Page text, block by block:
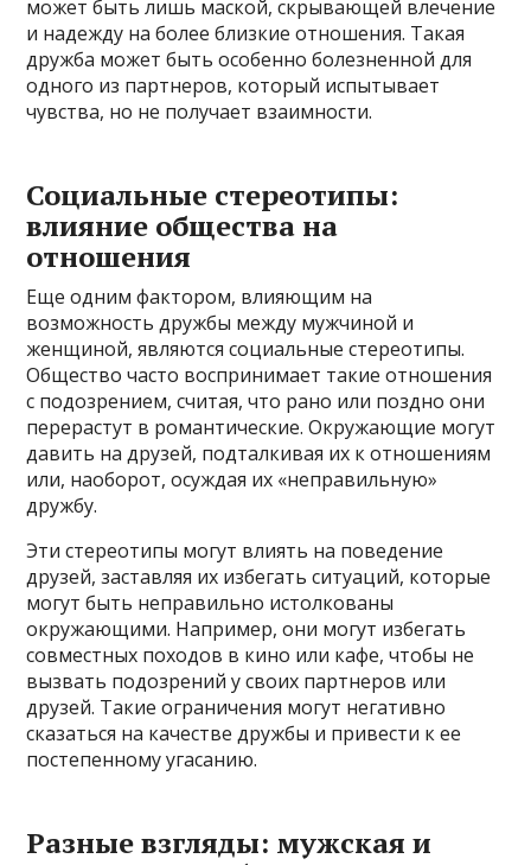
может быть лишь маской, скрывающей влечение
и надежду на более близкие отношения. Такая
дружба может быть особенно болезненной для
одного из партнеров, который испытывает
чувства, но не получает взаимности.
Социальные стереотипы:
влияние общества на
отношения
Еще одним фактором, влияющим на
возможность дружбы между мужчиной и
женщиной, являются социальные стереотипы.
Общество часто воспринимает такие отношения
с подозрением, считая, что рано или поздно они
перерастут в романтические. Окружающие могут
давить на друзей, подталкивая их к отношениям
или, наоборот, осуждая их «неправильную»
дружбу.
Эти стереотипы могут влиять на поведение
друзей, заставляя их избегать ситуаций, которые
могут быть неправильно истолкованы
окружающими. Например, они могут избегать
совместных походов в кино или кафе, чтобы не
вызвать подозрений у своих партнеров или
друзей. Такие ограничения могут негативно
сказаться на качестве дружбы и привести к ее
постепенному угасанию.
Разные взгляды: мужская и